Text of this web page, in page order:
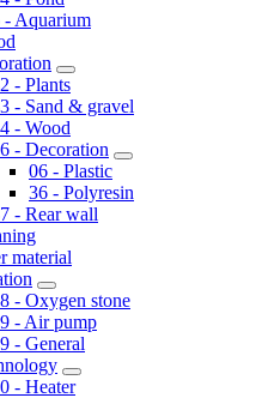
- Aquarium
- Plants
- Sand & gravel
- Wood
- Decoration
06 - Plastic
36 - Polyresin
- Rear wall
material
- Oxygen stone
- Air pump
- General
- Heater